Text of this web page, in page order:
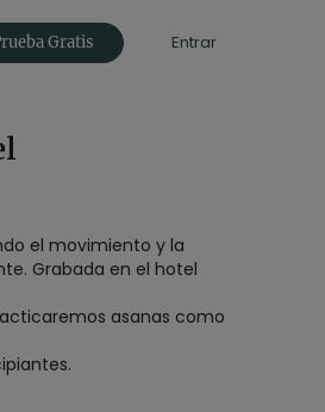
Gratis Entrar
el movimiento y la
Grabada en el hotel
asanas como